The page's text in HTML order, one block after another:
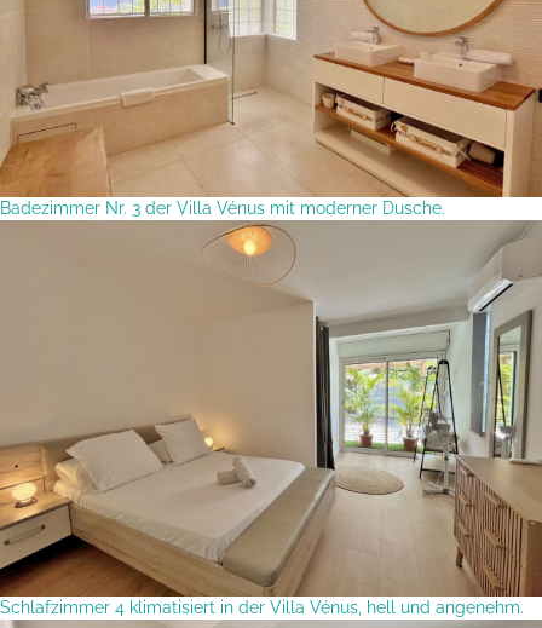
Badezimmer Nr. 3 der Villa Vénus mit moderner Dusche.
Schlafzimmer 4 klimatisiert in der Villa Vénus, hell und angenehm.